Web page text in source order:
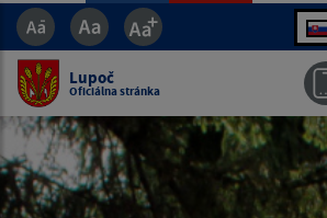
Jazyk
Lupoč
Oficiálna stránka